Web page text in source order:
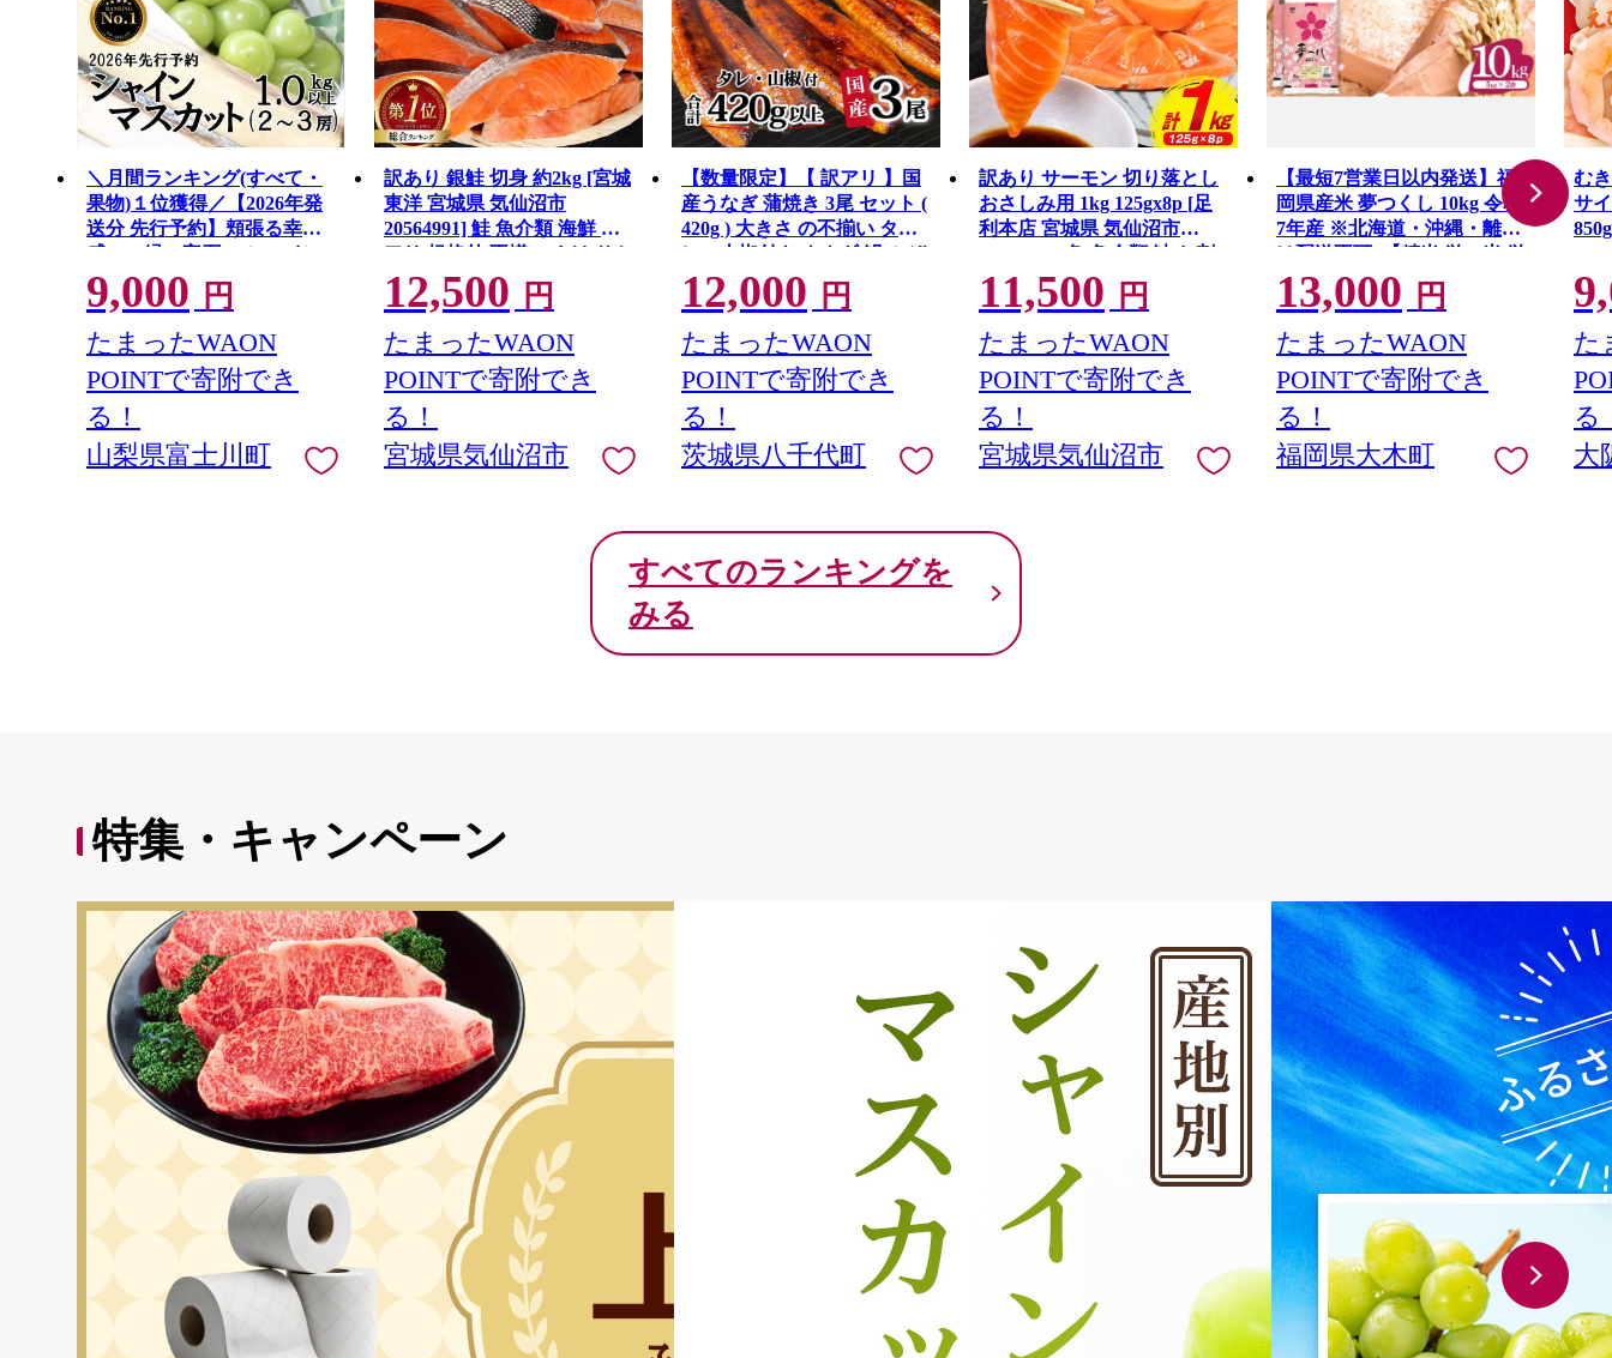
＼月間ランキング(すべて・
果物)１位獲得／【2026年発
送分 先行予約】頬張る幸福
感 〜緑の宝石・ シャイン
マスカット 〜 １ｋｇ以上
（２〜３房） フルーツ 山梨
県産 果物 くだもの シャイン
マスカット ぶどう ブドウ 葡
萄 大粒 種なし 先行予約 富士
川町 10000円 一万円 9000円
九千円
9,000 円
たまったWAON
POINTで寄附でき
る！
山梨県富士川町
訳あり 銀鮭 切身 約2kg [宮城
東洋 宮城県 気仙沼市
20564991] 鮭 魚介類 海鮮 訳
アリ 規格外 不揃い さけ サケ
鮭切身 シャケ 切り身 冷凍 家
庭用 おかず 弁当 支援 サーモ
ン 銀鮭切り身 魚 わけあり
12,500 円
たまったWAON
POINTで寄附でき
る！
宮城県気仙沼市
【数量限定】【 訳アリ 】国
産うなぎ 蒲焼き 3尾 セット (
420g ) 大きさ の不揃い タ
レ・山椒付き ウナギ 鰻 ふぞ
ろい 不揃い うな重 ひつまぶ
し 人気 茨城 八千代町 ふるさ
と納税 冷凍 [SF951ya]
12,000 円
たまったWAON
POINTで寄附でき
る！
茨城県八千代町
訳あり サーモン 切り落とし
おさしみ用 1kg 125gx8p [足
利本店 宮城県 気仙沼市
20564313] 魚 魚介類 鮭 お刺
し身 刺し身 刺身 生 生食 個
包装 チリ銀鮭 銀鮭 海鮮 海鮮
丼 魚介
11,500 円
たまったWAON
POINTで寄附でき
る！
宮城県気仙沼市
【最短7営業日以内発送】福
岡県産米 夢つくし 10kg 令和
7年産 ※北海道・沖縄・離島
は配送不可 |【精米 単一米 単
一原料米 7年産 国産 お米 ブ
ランド米 5kg × 2 ゆめつく
し】CY009_01
13,000 円
たまったWAON
POINTで寄附でき
る！
福岡県大木町
む
サ
た
る
大
すべてのランキングを
みる
特集・キャンペーン